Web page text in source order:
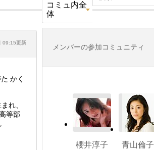
コミュ内全
体
09:15更新
かく
れ、
等部
メンバーの参加コミュニティ
櫻井淳子
青山倫子